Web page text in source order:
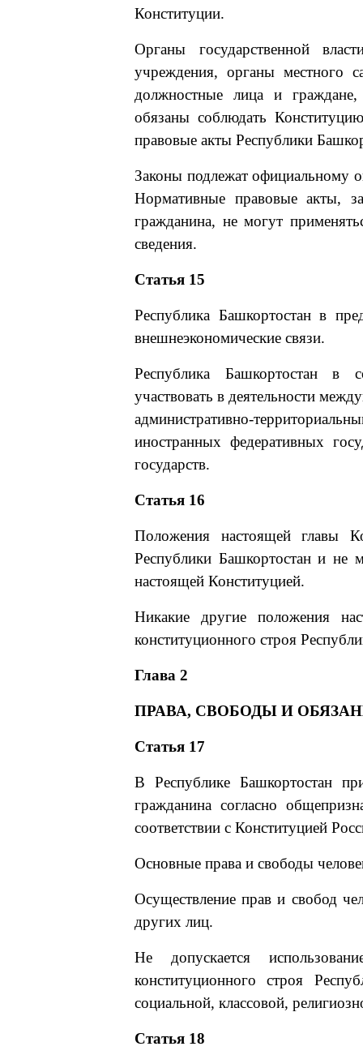
Конституции.
Органы государственной
учреждения, органы местного
должностные лица и граждане,
обязаны соблюдать
правовые акты Республики
Законы подлежат официальному
Нормативные правовые акты,
гражданина, не могут
сведения.
Статья 15
Республика Башкортостан в
внешнеэкономические связи.
Республика Башкортостан в
участвовать в деятельности
административно-
иностранных федеративных
государств.
Статья 16
Положения настоящей главы
Республики Башкортостан и не
настоящей Конституцией.
Никакие другие положения
конституционного строя
Глава 2
ПРАВА, СВОБОДЫ И
Статья 17
В Республике Башкортостан
гражданина согласно
соответствии с Конституцией
Основные права и свободы
Осуществление прав и свобод
других лиц.
Не допускается
конституционного строя
социальной, классовой,
Статья 18